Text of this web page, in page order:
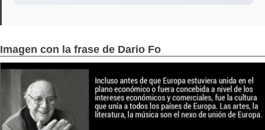
Imagen con la frase de Dario Fo